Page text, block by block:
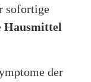
sofortige
Hausmittel
der